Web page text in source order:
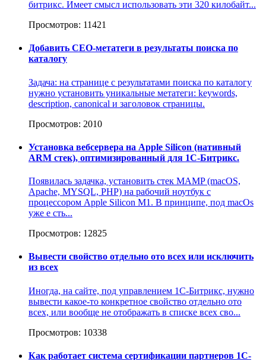
битрикс. Имеет смысл использовать эти 320 килобайт...
Просмотров: 11421
Добавить СЕО-метатеги в результаты поиска по
каталогу
Задача: на странице с результатами поиска по каталогу
нужно установить уникальные метатеги: keywords,
description, canonical и заголовок страницы.
Просмотров: 2010
Установка вебсервера на Apple Silicon (нативный
ARM стек), оптимизированный для 1С-Битрикс.
Появилась задачка, установить стек MAMP (macOS,
Apache, MYSQL, PHP) на рабочий ноутбук с
процессором Apple Silicon M1. В принципе, под macOs
уже е сть...
Просмотров: 12825
Вывести свойство отдельно ото всех или исключить
из всех
Иногда, на сайте, под управлением 1С-Битрикс, нужно
вывести какое-то конкретное свойство отдельно ото
всех, или вообще не отображать в списке всех сво...
Просмотров: 10338
Как работает система сертификации партнеров 1С-